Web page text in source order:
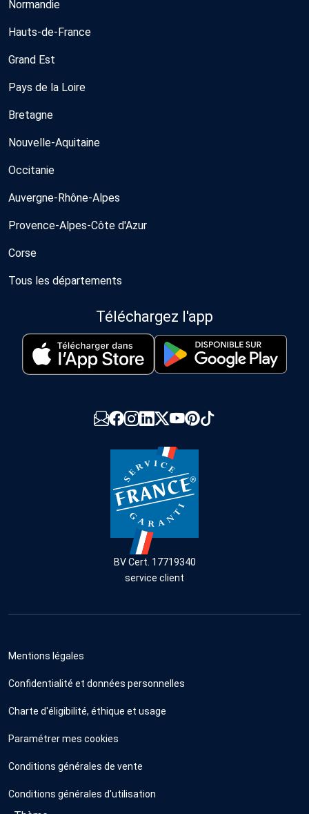
Normandie
Hauts-de-France
Grand Est
Pays de la Loire
Bretagne
Nouvelle-Aquitaine
Occitanie
Auvergne-Rhône-Alpes
Provence-Alpes-Côte d'Azur
Corse
Tous les départements
Téléchargez l'app
BV Cert. 17719340
service client
Mentions légales
Confidentialité et données personnelles
Charte d'éligibilité, éthique et usage
Paramétrer mes cookies
Conditions générales de vente
Conditions générales d'utilisation